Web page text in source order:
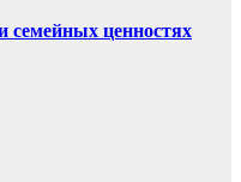
семейных ценностях